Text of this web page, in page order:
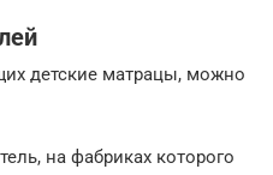
детские матрацы, можно
на фабриках которого